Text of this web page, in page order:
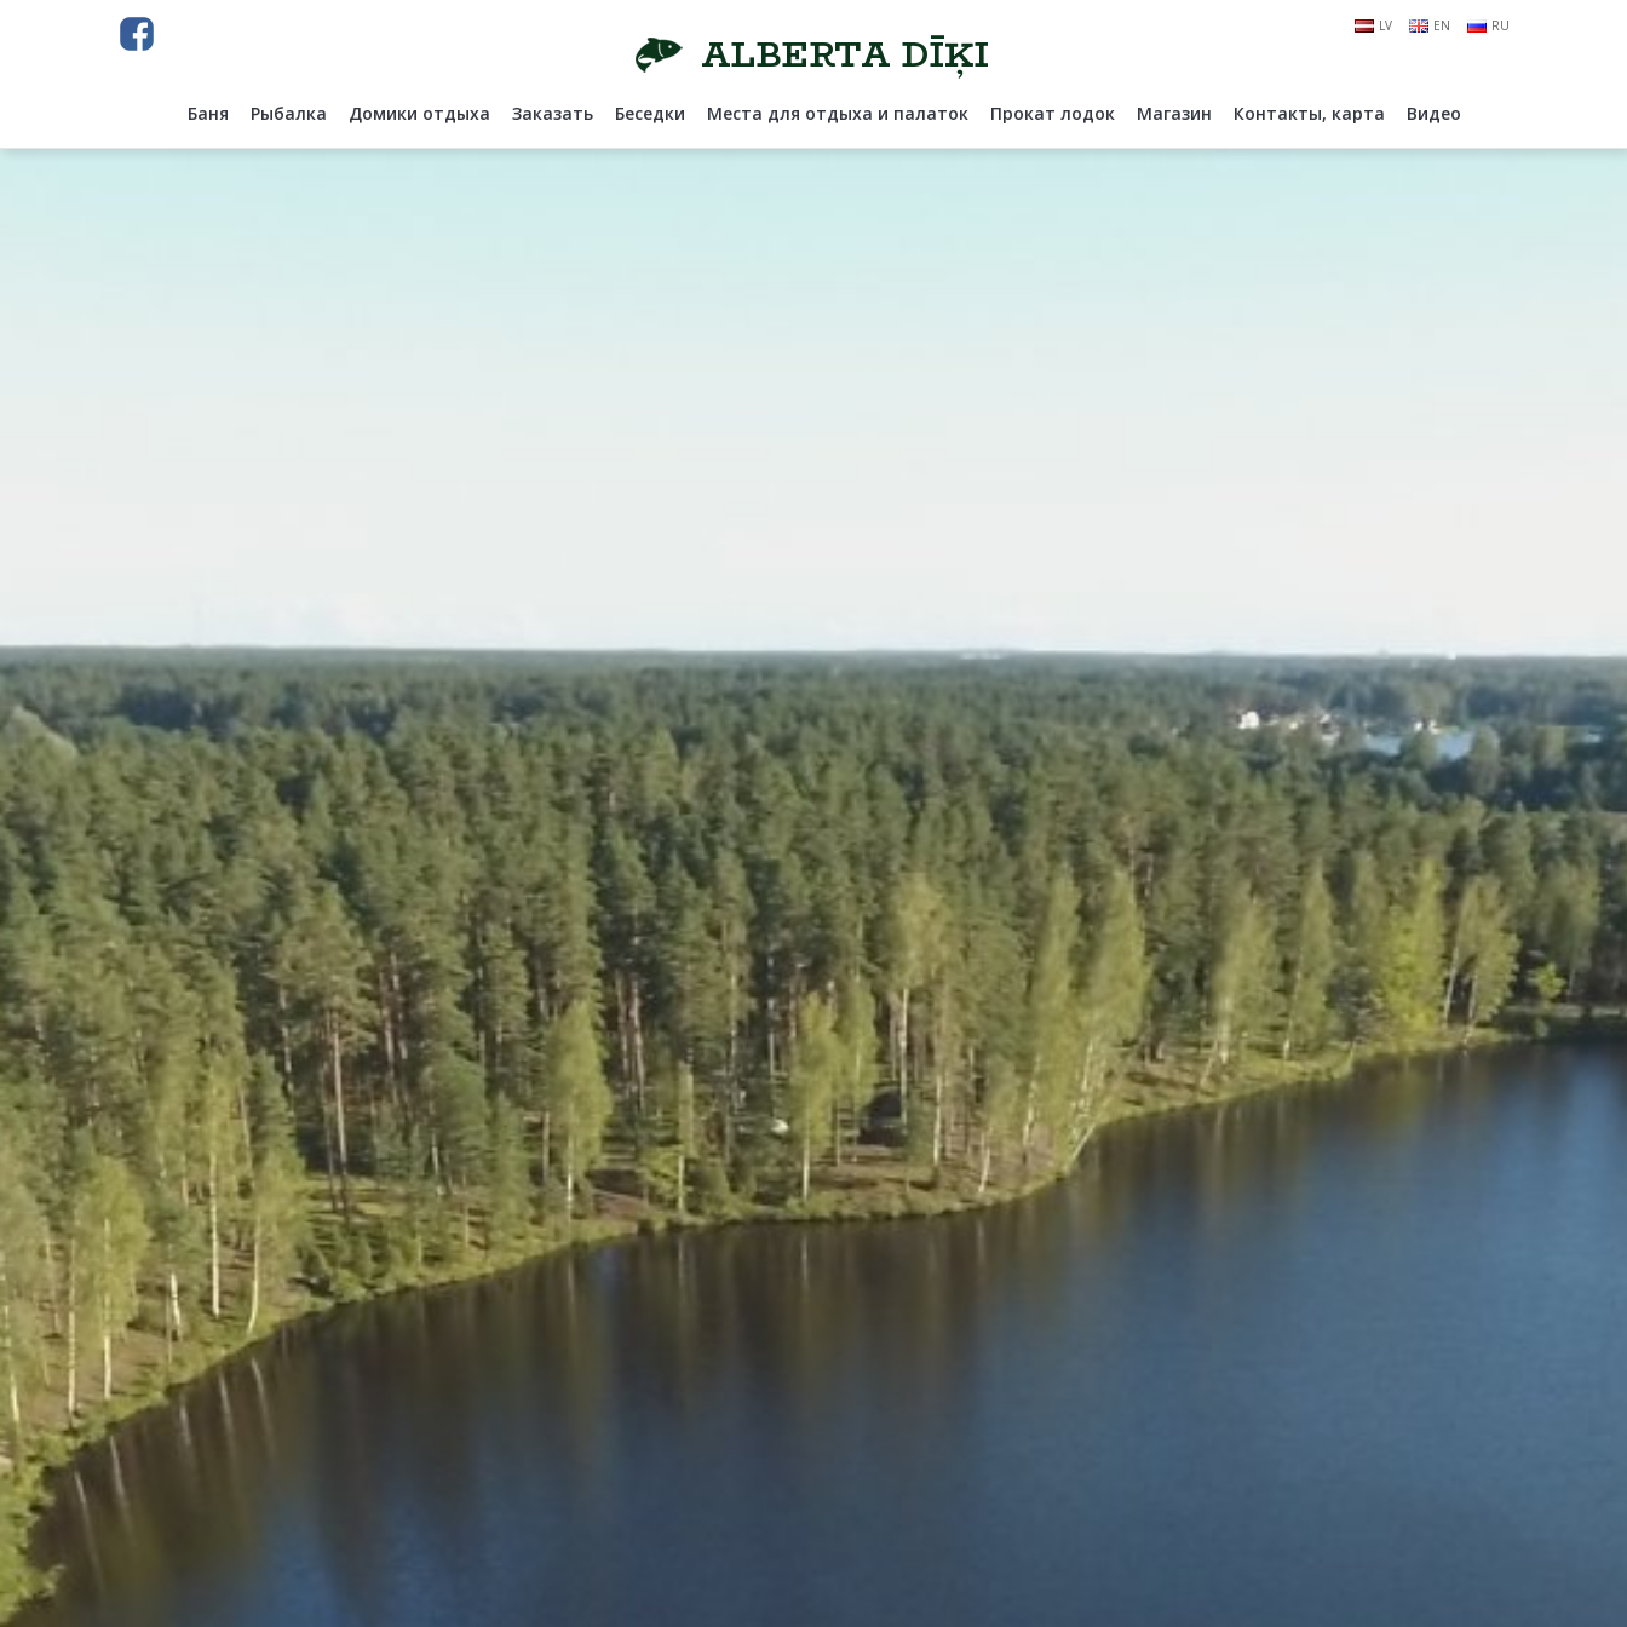
ALBERTA DĪĶI
Баня Рыбалка Домики отдыха Заказать Беседки Места для отдыха и палаток Прокат лодок Магазин Контакты, карта Видео
LV EN RU